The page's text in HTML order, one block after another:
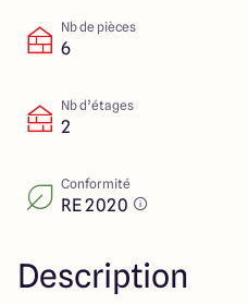
Nb de pièces
6
Nb d’étages
2
Conformité
RE 2020
Description